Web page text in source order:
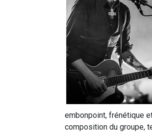
embonpoint, frénétique
composition du groupe,